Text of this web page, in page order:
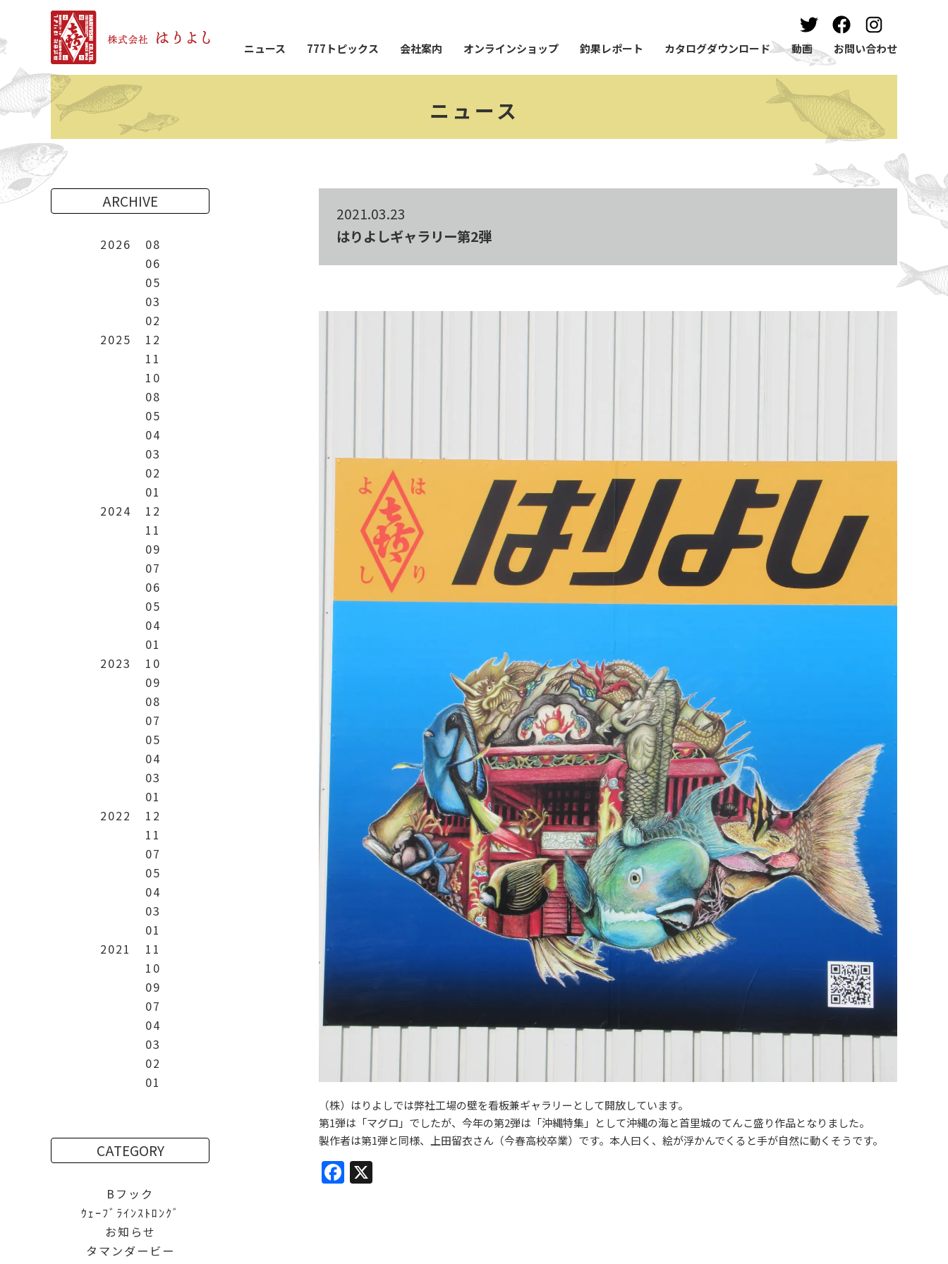
ニュース 777トピックス 会社案内 オンラインショップ 釣果レポート カタログダウンロード 動画 お問い合わせ
ニュース
2021.03.23
はりよしギャラリー第2弾
（株）はりよしでは弊社工場の壁を看板兼ギャラリーとして開放しています。
第1弾は「マグロ」でしたが、今年の第2弾は「沖縄特集」として沖縄の海と首里城のてんこ盛り作品となりました。
製作者は第1弾と同様、上田留衣さん（今春高校卒業）です。本人曰く、絵が浮かんでくると手が自然に動くそうです。
Facebook
ARCHIVE
2026
08
06
05
03
02
2025
12
11
10
08
05
04
03
02
01
2024
12
11
09
07
06
05
04
01
2023
10
09
08
07
05
04
03
01
2022
12
11
07
05
04
03
01
2021
11
10
09
07
04
03
02
01
CATEGORY
Bフック
ｳｪｰﾌﾞﾗｲﾝｽﾄﾛﾝｸﾞ
お知らせ
タマンダービー